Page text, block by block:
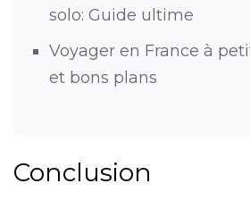
solo: Guide ultime
Voyager en France à
et bons plans
Conclusion